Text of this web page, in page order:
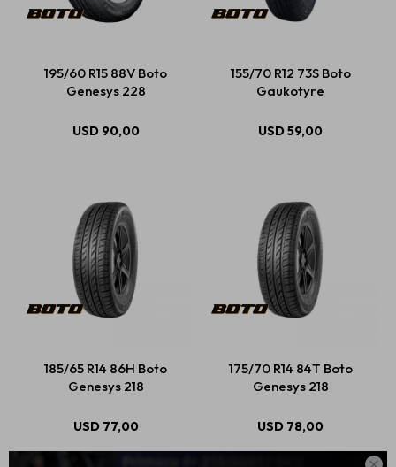

195/60 R15 88V Boto
Genesys 228
USD 90,00
155/70 R12 73S Boto
Gaukotyre
USD59,00
185/65 R14 86H Boto
Genesys 218
USD 77,00
175/70 R14 84T Boto
Genesys 218
USD 78,00